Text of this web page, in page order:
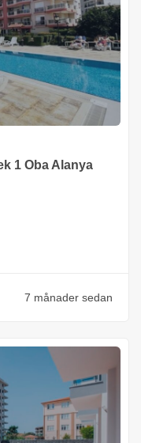
1 Oba Alanya
7 månader sedan